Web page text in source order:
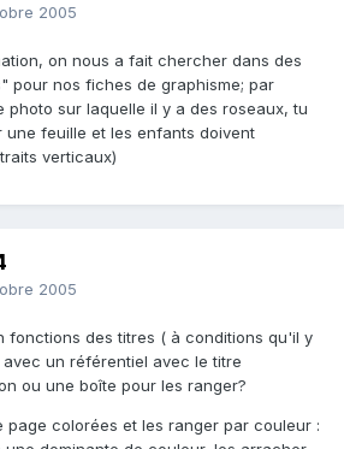
2005
on nous a fait chercher dans des
pour nos fiches de graphisme; par
photo sur laquelle il y a des roseaux, tu
feuille et les enfants doivent
verticaux)
2005
fonctions des titres ( à conditions qu'il y
un référentiel avec le titre
ou une boîte pour les ranger?
page colorées et les ranger par couleur :